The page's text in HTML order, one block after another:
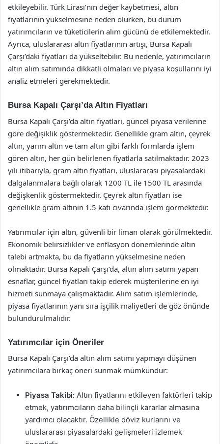
etkileyebilir. Türk Lirası’nın değer kaybetmesi, altın
fiyatlarının yükselmesine neden olurken, bu durum
yatırımcıların ve tüketicilerin alım gücünü de etkilemektedir.
Ayrıca, uluslararası altın fiyatlarının artışı, Bursa Kapalı
Çarşı’daki fiyatları da yükseltebilir. Bu nedenle, yatırımcıların
altın alım satımında dikkatli olmaları ve piyasa koşullarını iyi
analiz etmeleri gerekmektedir.
Bursa Kapalı Çarşı’da Altın Fiyatları
Bursa Kapalı Çarşı’da altın fiyatları, güncel piyasa verilerine
göre değişiklik göstermektedir. Genellikle gram altın, çeyrek
altın, yarım altın ve tam altın gibi farklı formlarda işlem
gören altın, her gün belirlenen fiyatlarla satılmaktadır. 2023
yılı itibarıyla, gram altın fiyatları, uluslararası piyasalardaki
dalgalanmalara bağlı olarak 1200 TL ile 1500 TL arasında
değişkenlik göstermektedir. Çeyrek altın fiyatları ise
genellikle gram altının 1.5 katı civarında işlem görmektedir.
Yatırımcılar için altın, güvenli bir liman olarak görülmektedir.
Ekonomik belirsizlikler ve enflasyon dönemlerinde altın
talebi artmakta, bu da fiyatların yükselmesine neden
olmaktadır. Bursa Kapalı Çarşı’da, altın alım satımı yapan
esnaflar, güncel fiyatları takip ederek müşterilerine en iyi
hizmeti sunmaya çalışmaktadır. Alım satım işlemlerinde,
piyasa fiyatlarının yanı sıra işçilik maliyetleri de göz önünde
bulundurulmalıdır.
Yatırımcılar için Öneriler
Bursa Kapalı Çarşı’da altın alım satımı yapmayı düşünen
yatırımcılara birkaç öneri sunmak mümkündür:
Piyasa Takibi: Altın fiyatlarını etkileyen faktörleri takip
etmek, yatırımcıların daha bilinçli kararlar almasına
yardımcı olacaktır. Özellikle döviz kurlarını ve
uluslararası piyasalardaki gelişmeleri izlemek